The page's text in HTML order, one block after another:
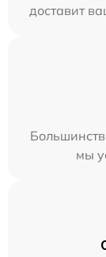
доставит
мы